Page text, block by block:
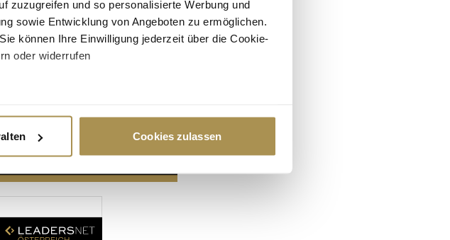
zuzugreifen und so personalisierte Werbung und
sowie Entwicklung von Angeboten zu ermöglichen.
können Ihre Einwilligung jederzeit über die Cookie-
oder widerrufen
und legen Sie Ihre Präferenzen im
Funktionen für soziale Medien anbieten zu können
weiter. Unsere Partner führen diese Informationen
Cookies zulassen